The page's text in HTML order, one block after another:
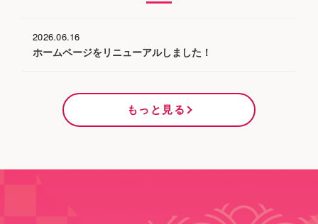
2026.06.16
ホームページをリニューアルしました！
もっと見る